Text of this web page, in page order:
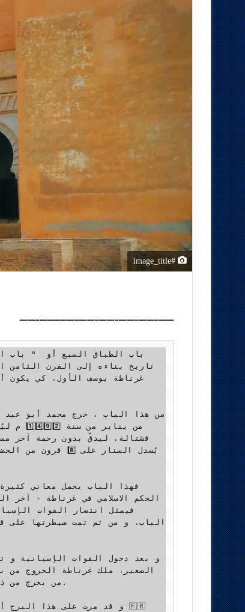
#image_title
ـــــــــــــــــــــــــــــــــــــــ
الحكم الاسلامي في غرناطة - آخر
من يخرج من